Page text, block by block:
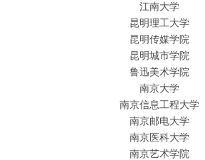
江南大学
昆明理工大学
昆明传媒学院
昆明城市学院
鲁迅美术学院
南京大学
南京信息工程大学
南京邮电大学
南京医科大学
南京艺术学院